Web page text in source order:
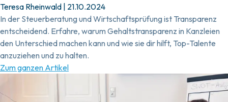
Teresa Rheinwald 21.10.2024
In der Steuerberatung und Wirtschaftsprüfung ist Transparenz
entscheidend. Erfahre, warum Gehaltstransparenz in Kanzleien
den Unterschied machen kann und wie sie dir hilft, Top-Talente
anzuziehen und zu halten.
Zum ganzen Artikel